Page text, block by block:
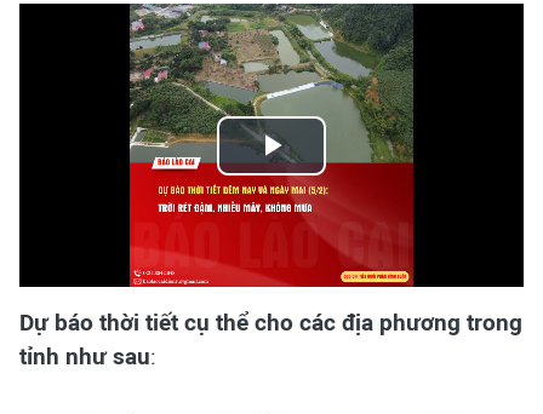
Play
Video
Dự báo thời tiết cụ thể cho các địa phương trong
tỉnh như sau: